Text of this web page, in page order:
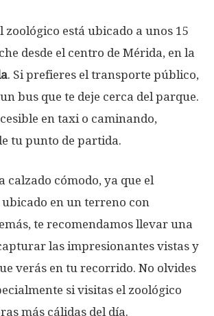
zoológico está ubicado a unos 15
desde el centro de Mérida, en la
. Si prefieres el transporte público,
bus que te deje cerca del parque.
en taxi o caminando,
tu punto de partida.
calzado cómodo, ya que el
ubicado en un terreno con
te recomendamos llevar una
las impresionantes vistas y
verás en tu recorrido. No olvides
si visitas el zoológico
más cálidas del día.